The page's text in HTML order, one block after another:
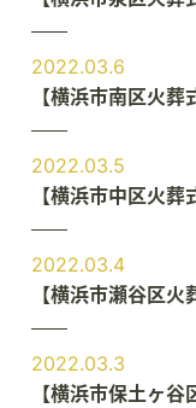
2022.03.6
【横浜市南区火葬
2022.03.5
【横浜市中区火葬
2022.03.4
【横浜市瀬谷区火
2022.03.3
【横浜市保土ヶ谷